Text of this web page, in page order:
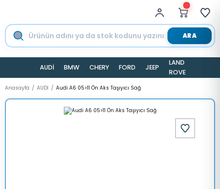
ARA
AUDİ BMW CHERY FORD JEEP
LAND
ROVER
Anasayfa AUDİ Audi A6 05>11 Ön Aks Taşıyıcı Sağ